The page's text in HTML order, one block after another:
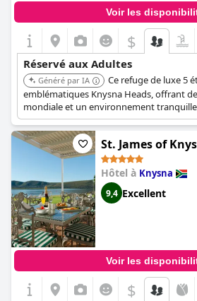
Voir les
$
Réservé aux Adultes
Généré par IA
Ce refuge de luxe 5
emblématiques Knysna Heads, offrant
mondiale et un environnement
mis en avant comme parfait pour les
lunes de miel, soulignant sa nature
adultes.
St. James of
Hôtel à Knysna
9,4 Excellent
Voir les
$